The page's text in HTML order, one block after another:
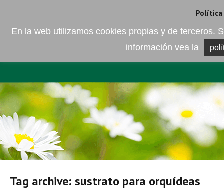
EMPRESA ELEMENTO DEL
Tag archive: sustrato para orquídeas
Política
En la web utilizamos cookies propias y de terceros.
información vea la